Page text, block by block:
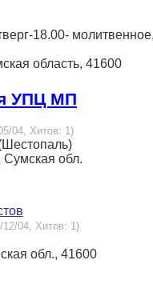
18.00-
область, 41600
УПЦ МП
04, Хитов: 1)
Сумская обл.
04, Хитов: 1)
обл., 41600